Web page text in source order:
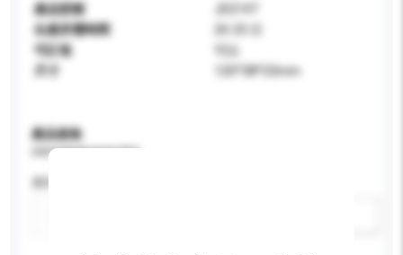
產品型號
JD2147
生產所需時間
可訂造
可以
120*38*23mm
產品規格
請提供您對產品的特定要求。